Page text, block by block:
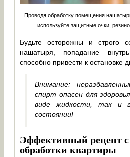
Проводя обработку помещения
используйте защитные очки,
Будьте осторожны и строго
нашатыря, попадание
способно привести к остановке
Внимание:
спирт опасен для
виде жидкости, так и в
состоянии!
Эффективный рецепт
обработки квартиры